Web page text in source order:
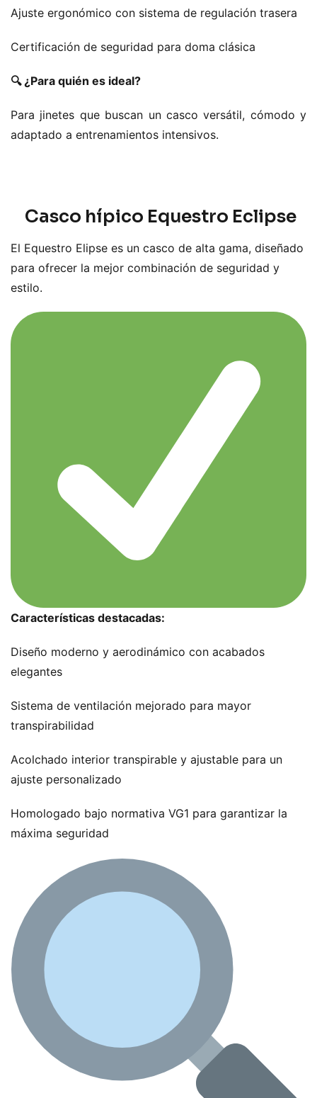
Ajuste ergonómico con sistema de regulación trasera
Certificación de seguridad para doma clásica
🔍 ¿Para quién es ideal?
Para jinetes que buscan un casco versátil, cómodo y
adaptado a entrenamientos intensivos.
Casco hípico Equestro Eclipse
El Equestro Elipse es un casco de alta gama, diseñado
para ofrecer la mejor combinación de seguridad y
estilo.
Características destacadas:
Diseño moderno y aerodinámico con acabados
elegantes
Sistema de ventilación mejorado para mayor
transpirabilidad
Acolchado interior transpirable y ajustable para un
ajuste personalizado
Homologado bajo normativa VG1 para garantizar la
máxima seguridad